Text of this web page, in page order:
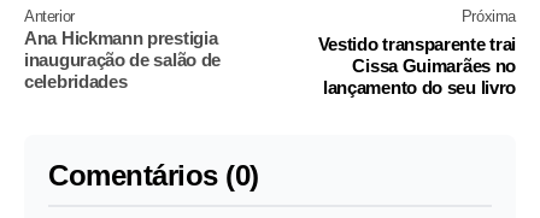
Anterior
Ana Hickmann prestigia
inauguração de salão de
celebridades
Próxima
Vestido transparente trai
Cissa Guimarães no
lançamento do seu livro
Comentários (0)